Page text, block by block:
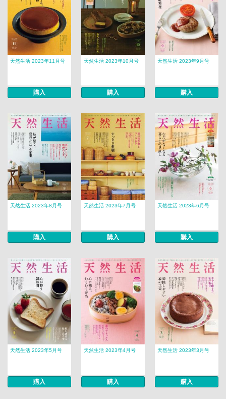
天然生活 2023年11月号
購入
天然生活 2023年10月号
購入
天然生活 2023年9月号
購入
天然生活 2023年8月号
購入
天然生活 2023年7月号
購入
天然生活 2023年6月号
購入
天然生活 2023年5月号
購入
天然生活 2023年4月号
購入
天然生活 2023年3月号
購入